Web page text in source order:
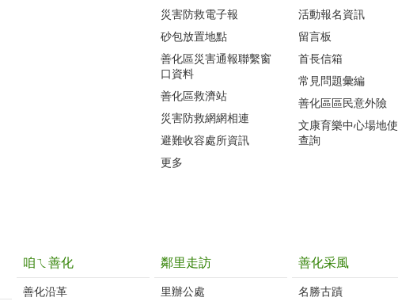
災害防救電子報
砂包放置地點
善化區災害通報聯繫窗
口資料
善化區救濟站
災害防救網網相連
避難收容處所資訊
更多
活動報名資訊
留言板
首長信箱
常見問題彙編
善化區區民意外險
文康育樂中心場地
查詢
咱ㄟ善化
善化沿革‭
鄰里走訪
里辦公處‭ ‭
善化采風
名勝古蹟